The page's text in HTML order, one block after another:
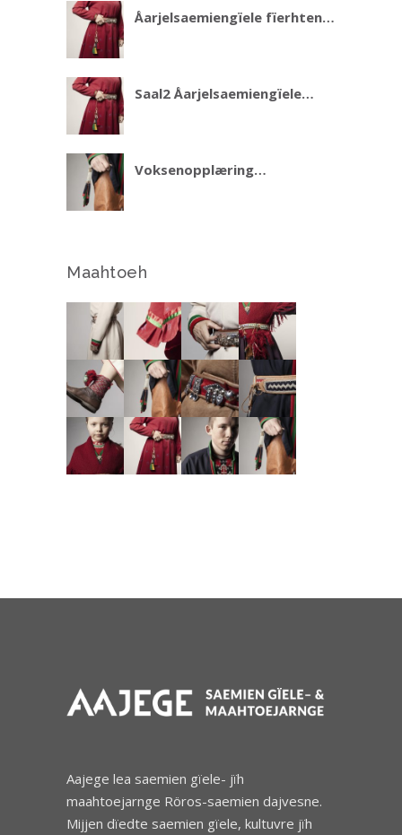
Åarjelsaemiengïele fïerhten
Saal2 Åarjelsaemiengïele
Plaassjesne gïjren 2023
Voksenopplæring
Maahtoeh
Aajege lea saemien gïele- jïh
maahtoejarnge Röros-saemien dajvesne.
Mijjen dïedte saemien gïele, kultuvre jïh